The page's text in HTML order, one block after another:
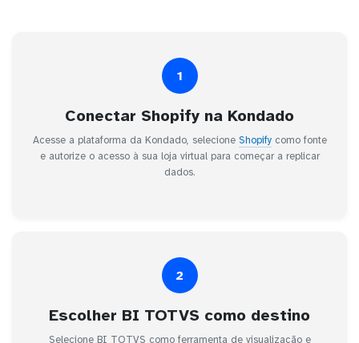
1
Conectar Shopify na Kondado
Acesse a plataforma da Kondado, selecione Shopifycomo fonte
e autorize o acesso à sua loja virtual para começar a replicar
dados.
2
Escolher BI TOTVS como destino
Selecione BI TOTVS como ferramenta de visualização e